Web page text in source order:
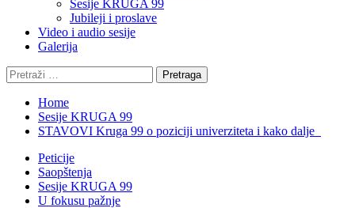
Sesije KRUGA 99
Jubileji i proslave
Video i audio sesije
Galerija
Pretraga:
Home
Sesije KRUGA 99
STAVOVI Kruga 99 o poziciji univerziteta i kako dalje
Peticije
Saopštenja
Sesije KRUGA 99
U fokusu pažnje